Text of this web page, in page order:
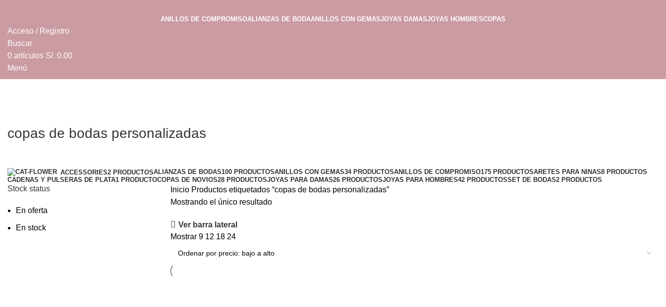
ANILLOS DE COMPROMISOALIANZAS DE BODAANILLOS CON GEMASJOYAS DAMASJOYAS HOMBRESCOPAS
Acceso / Registro
Buscar
0 artículos S/. 0.00
Menú
copas de bodas personalizadas
ACCESSORIES2 PRODUCTOSALIANZAS DE BODAS100 PRODUCTOSANILLOS CON GEMAS34 PRODUCTOSANILLOS DE COMPROMISO175 PRODUCTOSARETES PARA NINAS8 PRODUCTOS
CADENAS Y PULSERAS DE PLATA1 PRODUCTOCOPAS DE NOVIOS28 PRODUCTOSJOYAS PARA DAMAS26 PRODUCTOSJOYAS PARA HOMBRES42 PRODUCTOSSET DE BODAS2 PRODUCTOS
Stock status
En oferta
En stock
Inicio Productos etiquetados “copas de bodas personalizadas”
Mostrando el único resultado
Ver barra lateral
Mostrar 9 12 18 24